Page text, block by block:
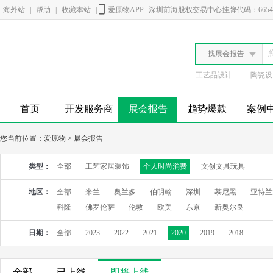
海外站 帮助 收藏本站 爱原物APP 深圳前海股权交易中心挂牌代码：
找展会报告
工艺品设计 陶瓷
首页 开发服务商 展会报告 趋势爆款 案例
您当前位置： 爱原物 > 展会报告
类型： 全部 工艺家居装饰 个人时尚消费 文创文具玩具
地区： 全部 米兰 奥兰多 伯明翰 深圳 慕尼黑
亚特
科隆
佛罗伦萨 伦敦 欧美 东京 新奥尔良
日期： 全部 2023 2022 2021 2020 2019 2018